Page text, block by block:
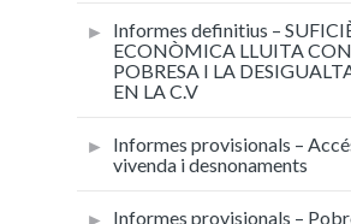
Informes definitius –
ECONÒMICA LLUITA
POBRESA I LA
EN LA C.V
Informes provisionals –
vivenda i desnonaments
Informes provisionals –